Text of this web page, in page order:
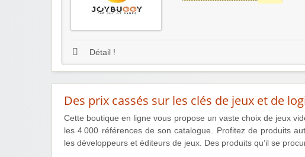
Détail !
Des prix cassés sur les clés de jeux et de
Cette boutique en ligne vous propose un vaste choix de jeux
les 4 000 références de son catalogue. Profitez de produits
les développeurs et éditeurs de jeux. Des produits qu’il se